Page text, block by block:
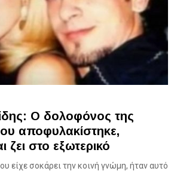
Ο δολοφόνος της
αποφυλακίστηκε,
ζει στο εξωτερικό
είχε σοκάρει την κοινή γνώμη, ήταν αυτό